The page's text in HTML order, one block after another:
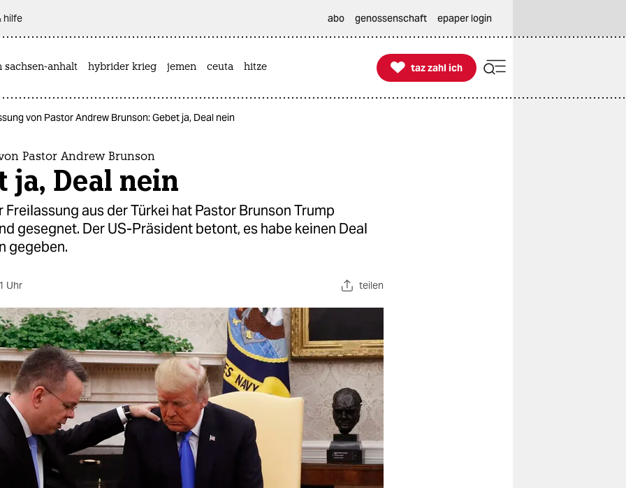
hilfe abo genossenschaft epaper login
sachsen-anhalt hybrider krieg jemen ceuta hitze 
taz zahl ich
taz zahl ich
von Pastor Andrew Brunson: Gebet ja, Deal nein
Pastor Andrew Brunson
ja, Deal nein
Freilassung aus der Türkei hat Pastor Brunson Trump
gesegnet. Der US-Präsident betont, es habe keinen Deal
gegeben.
Uhr teilen